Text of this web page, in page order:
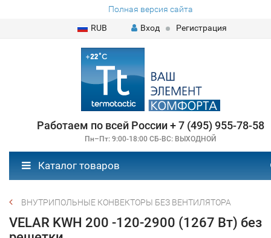
Полная версия сайта
RUB
Вход Регистрация
Работаем по всей России + 7 (495) 955-78-58
Пн–Пт: 9:00-18:00 СБ-ВС: ВЫХОДНОЙ
Каталог товаров
ВНУТРИПОЛЬНЫЕ КОНВЕКТОРЫ БЕЗ ВЕНТИЛЯТОРА
VELAR KWH 200 -120-2900 (1267 Вт) без